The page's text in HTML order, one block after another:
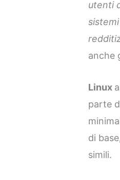
utenti
anche
Linux
parte
di
simili.